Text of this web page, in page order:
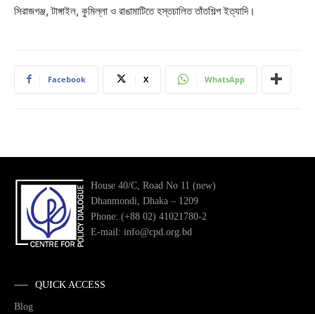
সিরাজগঞ্জ, টাঙ্গাইল, কুমিল্লা ও রাঙামাটিতে হস্তচালিত তাঁতশিল্প ইত্যাদি।
Facebook X WhatsApp
House 40/C, Road No 11 (new)
Dhanmondi, Dhaka – 1209
Phone: (+88 02) 41021780-2
E-mail: info@cpd.org.bd
QUICK ACCESS
Blog